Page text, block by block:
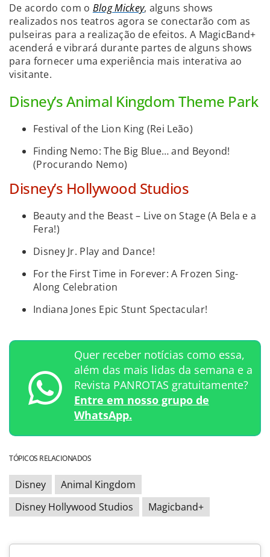
De acordo com o Blog Mickey, alguns shows
realizados nos teatros agora se conectarão com as
pulseiras para a realização de efeitos. A MagicBand+
acenderá e vibrará durante partes de alguns shows
para fornecer uma experiência mais interativa ao
visitante.
Disney’s Animal Kingdom Theme Park
Festival of the Lion King (Rei Leão)
Finding Nemo: The Big Blue… and Beyond!
(Procurando Nemo)
Disney’s Hollywood Studios
Beauty and the Beast – Live on Stage (A Bela e a
Fera!)
Disney Jr. Play and Dance!
For the First Time in Forever: A Frozen Sing-
Along Celebration
Indiana Jones Epic Stunt Spectacular!
Quer receber notícias como essa,
além das mais lidas da semana e a
Revista PANROTAS gratuitamente?
Entre em nosso grupo de
WhatsApp.
TÓPICOS RELACIONADOS
Disney
Animal Kingdom
Disney Hollywood Studios
Magicband+